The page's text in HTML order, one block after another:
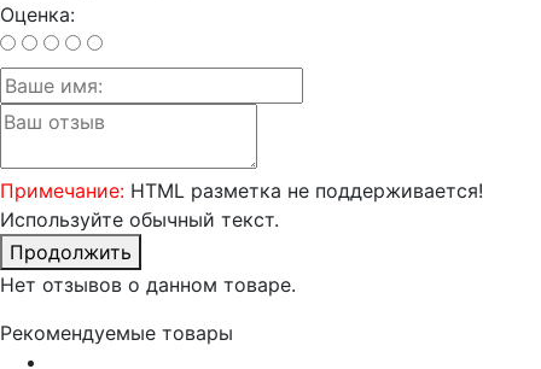
Оценка:
Примечание: HTML разметка не поддерживается!
Используйте обычный текст.
Продолжить
Нет отзывов о данном товаре.
Рекомендуемые товары